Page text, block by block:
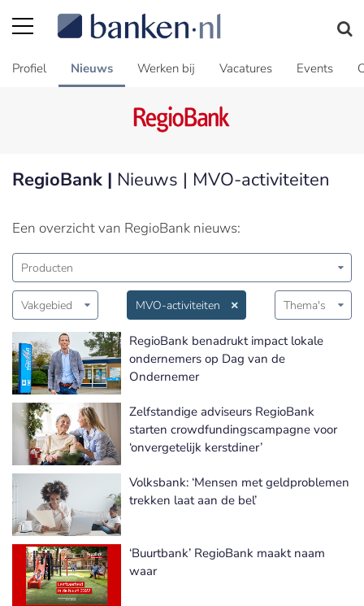
Profiel Nieuws Werken bij Vacatures Events
RegioBank | Nieuws | MVO-activiteiten
Een overzicht van RegioBank nieuws:
Producten
Vakgebied MVO-activiteiten Thema's
RegioBank benadrukt impact lokale
ondernemers op Dag van de
Ondernemer
Zelfstandige adviseurs RegioBank
starten crowdfundingscampagne voor
‘onvergetelijk kerstdiner’
Volksbank: ‘Mensen met geldproblemen
trekken laat aan de bel’
‘Buurtbank’ RegioBank maakt naam
waar